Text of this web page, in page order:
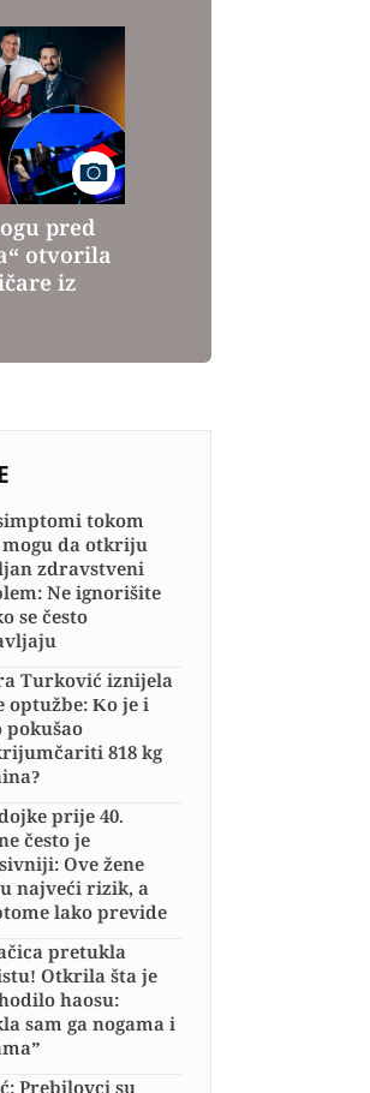
pred
otvorila
iz
tokom
da otkriju
zdravstveni
Ne ignorišite
se često
Turković iznijela
optužbe: Ko je i
pokušao
818 kg
prije 40.
često je
Ove žene
najveći rizik, a
lako previde
pretukla
Otkrila šta je
haosu:
sam ga nogama i
Prebilovci su